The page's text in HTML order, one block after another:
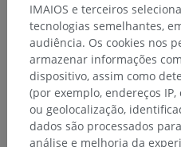
Parte central ; Sistema
Prosencéfalo> Diencéfalo
Estruturas subjacentes:
subjacente para esta parte
IMAIOS e terceiros
tecnologias semelhantes,
audiência. Os cookies nos
armazenar informações
dispositivo, assim como
(por exemplo, endereços
ou geolocalização,
dados são processados
análise e melhoria da